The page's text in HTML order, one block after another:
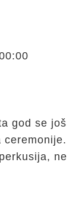
god se još
ceremonije.
ne